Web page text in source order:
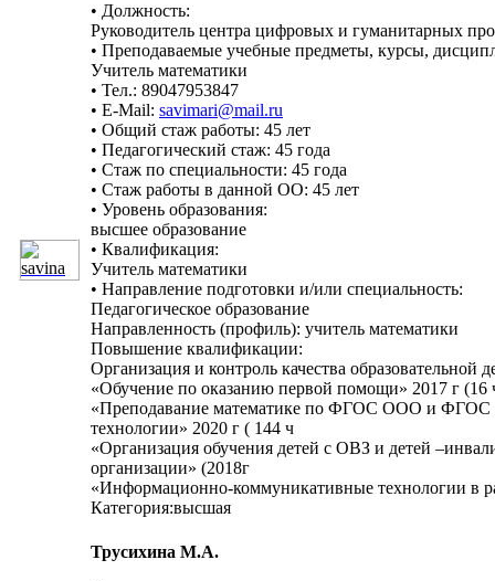
• Должность:
Руководитель центра цифровых и гуманитарных
• Преподаваемые учебные предметы, курсы,
Учитель математики
• Тел.: 89047953847
• E-Mail: savimari@mail.ru
• Общий стаж работы: 45 лет
• Педагогический стаж: 45 года
• Стаж по специальности: 45 года
• Стаж работы в данной ОО: 45 лет
• Уровень образования:
высшее образование
• Квалификация:
Учитель математики
• Направление подготовки и/или специальность:
Педагогическое образование
Направленность (профиль): учитель математики
Повышение квалификации:
Организация и контроль качества образовательной
«Обучение по оказанию первой помощи» 2017 г (16
«Преподавание математике по ФГОС ООО и ФГОС
технологии» 2020 г ( 144 ч
«Организация обучения детей с ОВЗ и детей
организации» (2018г
«Информационно-коммуникативные технологии в
Категория:высшая
Трусихина М.А.